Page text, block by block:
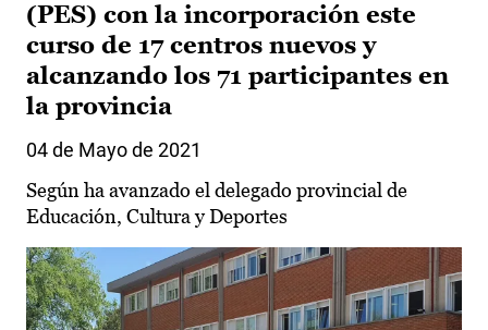
(PES) con la incorporación este
curso de 17 centros nuevos y
alcanzando los 71 participantes en
la provincia
04 de Mayo de 2021
Según ha avanzado el delegado provincial de
Educación, Cultura y Deportes